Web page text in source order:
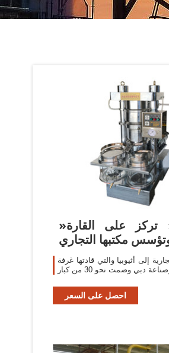
»غرفة دبي« تركز على القارة
وتؤسس مكتبها التجاري
إلى أثيوبيا والتي قادتها غرفة
دبي وضمت نحو 30 من كبار
احصل على السعر